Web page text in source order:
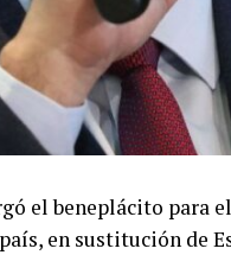
el beneplácito para
en sustitución de